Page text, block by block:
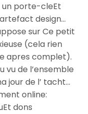
un porte-cleEt
design…
sur Ce petit
(cela rien
apres complet).
vu de l’ensemble
jour de l’ tacht…
online:
dons